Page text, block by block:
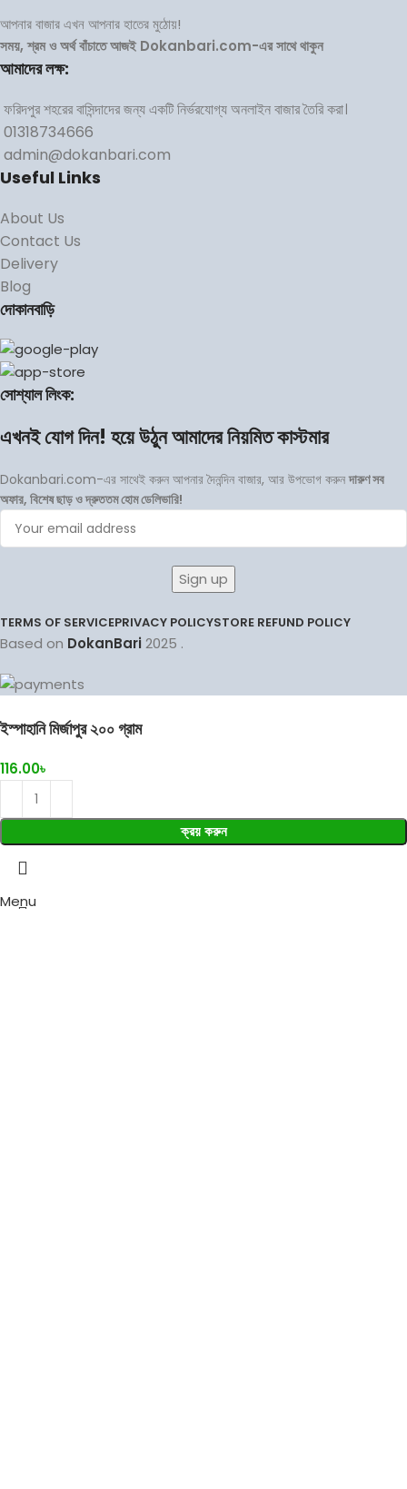
আপনার বাজার এখন আপনার হাতের মুঠোয়!
সময়, শ্রম ও অর্থ বাঁচাতে আজই Dokanbari.com-এর সাথে থাকুন
আমাদের লক্ষ:
ফরিদপুর শহরের বাসিন্দাদের জন্য একটি নির্ভরযোগ্য অনলাইন বাজার তৈরি করা।
01318734666
admin@dokanbari.com
Useful Links
About Us
Contact Us
Delivery
Blog
দোকানবাড়ি
সোশ্যাল লিংক:
এখনই যোগ দিন! হয়ে উঠুন আমাদের নিয়মিত কাস্টমার
Dokanbari.com-এর সাথেই করুন আপনার দৈনন্দিন বাজার, আর উপভোগ করুনদারুণ সব
অফার, বিশেষ ছাড় ও দ্রুততম হোম ডেলিভারি!
TERMS OF SERVICEPRIVACY POLICYSTORE REFUND POLICY
Based on DokanBari2025 .
ইস্পাহানি মির্জাপুর ২০০ গ্রাম
116.00৳
ক্রয় করুন
Menu